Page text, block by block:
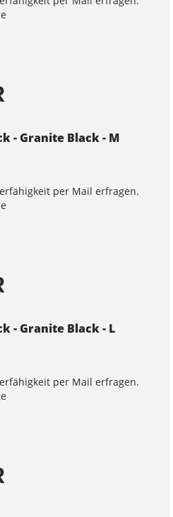
- Granite Black - M
per Mail erfragen.
- Granite Black - L
per Mail erfragen.